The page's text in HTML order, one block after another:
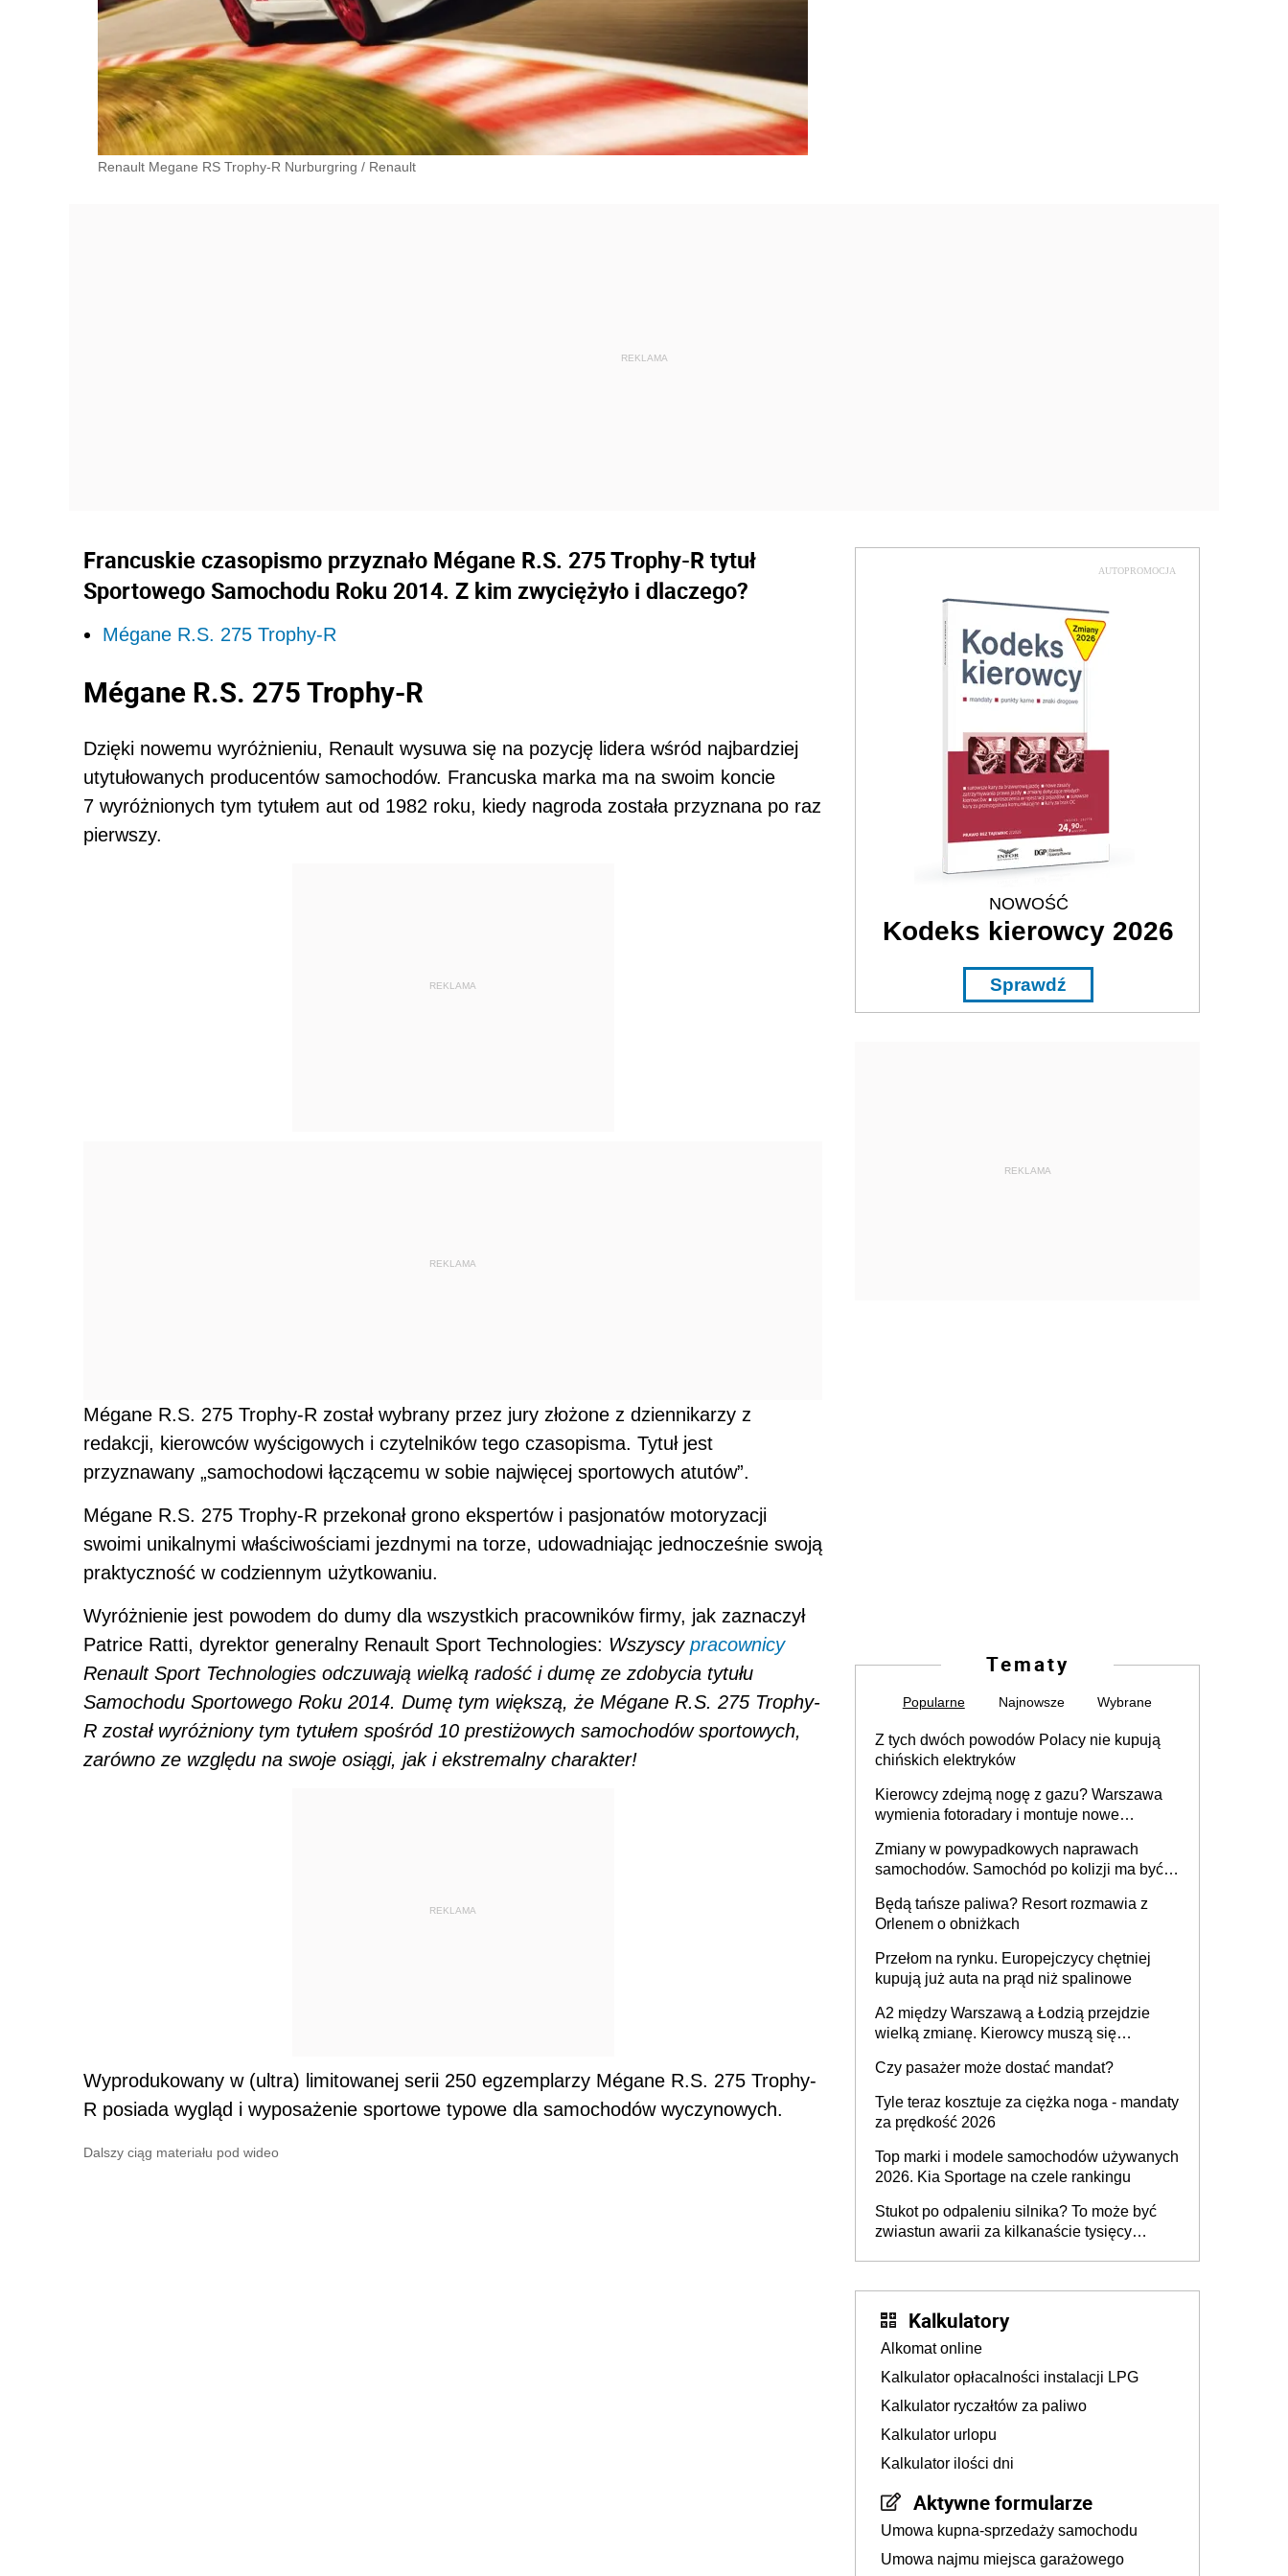
Renault Megane RS Trophy-R Nurburgring / Renault
Francuskie czasopismo przyznało Mégane R.S. 275 Trophy-R tytuł
Sportowego Samochodu Roku 2014. Z kim zwyciężyło i dlaczego?
Mégane R.S. 275 Trophy-R
Mégane R.S. 275 Trophy-R
Dzięki nowemu wyróżnieniu, Renault wysuwa się na pozycję lidera wśród najbardziej
utytułowanych producentów samochodów. Francuska marka ma na swoim koncie
7 wyróżnionych tym tytułem aut od 1982 roku, kiedy nagroda została przyznana po raz
pierwszy.
REKLAMA
REKLAMA
Mégane R.S. 275 Trophy-R został wybrany przez jury złożone z dziennikarzy z
redakcji, kierowców wyścigowych i czytelników tego czasopisma. Tytuł jest
przyznawany „samochodowi łączącemu w sobie najwięcej sportowych atutów”.
Mégane R.S. 275 Trophy-R przekonał grono ekspertów i pasjonatów motoryzacji
swoimi unikalnymi właściwościami jezdnymi na torze, udowadniając jednocześnie swoją
praktyczność w codziennym użytkowaniu.
Wyróżnienie jest powodem do dumy dla wszystkich pracowników firmy, jak zaznaczył
Patrice Ratti, dyrektor generalny Renault Sport Technologies: Wszyscy pracownicy
Renault Sport Technologies odczuwają wielką radość i dumę ze zdobycia tytułu
Samochodu Sportowego Roku 2014. Dumę tym większą, że Mégane R.S. 275 Trophy-
R został wyróżniony tym tytułem spośród 10 prestiżowych samochodów sportowych,
zarówno ze względu na swoje osiągi, jak i ekstremalny charakter!
REKLAMA
Wyprodukowany w (ultra) limitowanej serii 250 egzemplarzy Mégane R.S. 275 Trophy-
R posiada wygląd i wyposażenie sportowe typowe dla samochodów wyczynowych.
Dalszy ciąg materiału pod wideo
AUTOPROMOCJA
NOWOŚĆ
Kodeks kierowcy 2026
Sprawdź
REKLAMA
Tematy
Popularne Najnowsze Wybrane
Z tych dwóch powodów Polacy nie kupują
chińskich elektryków
Kierowcy zdejmą nogę z gazu? Warszawa
wymienia fotoradary i montuje nowe
Zmiany w powypadkowych naprawach
samochodów. Samochód po kolizji ma być
technologią producenta
Będą tańsze paliwa? Resort rozmawia z
Orlenem o obniżkach
Przełom na rynku. Europejczycy chętniej
kupują już auta na prąd niż spalinowe
A2 między Warszawą a Łodzią przejdzie
wielką zmianę. Kierowcy muszą się
Czy pasażer może dostać mandat?
Tyle teraz kosztuje za ciężka noga - mandaty
za prędkość 2026
Top marki i modele samochodów używanych
2026. Kia Sportage na czele rankingu
Stukot po odpaleniu silnika? To może być
zwiastun awarii za kilkanaście tysięcy
Kalkulatory
Alkomat online
Kalkulator opłacalności instalacji LPG
Kalkulator ryczałtów za paliwo
Kalkulator urlopu
Kalkulator ilości dni
Aktywne formularze
Umowa kupna-sprzedaży samochodu
Umowa najmu miejsca garażowego